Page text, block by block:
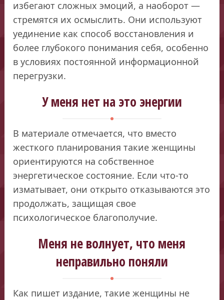
избегают сложных эмоций, а наоборот —
стремятся их осмыслить. Они используют
уединение как способ восстановления и
более глубокого понимания себя, особенно
в условиях постоянной информационной
перегрузки.
У меня нет на это энергии
В материале отмечается, что вместо
жесткого планирования такие женщины
ориентируются на собственное
энергетическое состояние. Если что-то
изматывает, они открыто отказываются это
продолжать, защищая свое
психологическое благополучие.
Меня не волнует, что меня
неправильно поняли
Как пишет издание, такие женщины не